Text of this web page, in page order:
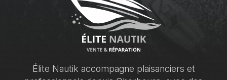
Élite Nautik accompagne plaisanciers et